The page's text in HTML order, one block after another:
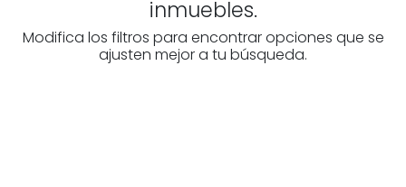
inmuebles.
Modifica los filtros para encontrar opciones que se
ajusten mejor a tu búsqueda.